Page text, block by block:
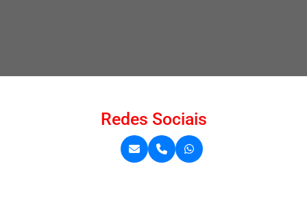
Redes Sociais